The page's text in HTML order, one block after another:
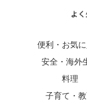
便利・お気に
安全・海外
料理
子育て・